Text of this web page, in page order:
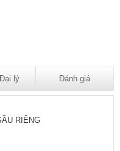
Đại lý Đánh giá
RIÊNG